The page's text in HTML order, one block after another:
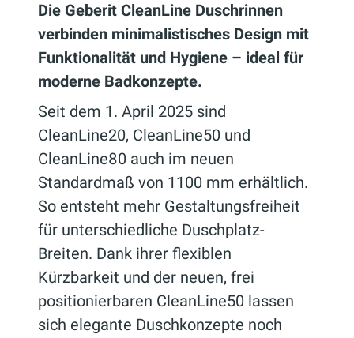
Die Geberit CleanLine Duschrinnen
verbinden minimalistisches Design mit
Funktionalität und Hygiene – ideal für
moderne Badkonzepte.
Seit dem 1. April 2025 sind
CleanLine20, CleanLine50 und
CleanLine80 auch im neuen
Standardmaß von 1100 mm erhältlich.
So entsteht mehr Gestaltungsfreiheit
für unterschiedliche Duschplatz-
Breiten. Dank ihrer flexiblen
Kürzbarkeit und der neuen, frei
positionierbaren CleanLine50 lassen
sich elegante Duschkonzepte noch